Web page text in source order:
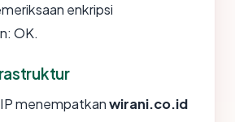
enkripsi
OK.
menempatkanwirani.co.id